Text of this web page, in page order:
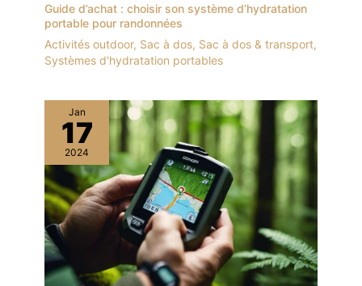
Guide d’achat : choisir son système d’hydratation
portable pour randonnées
Activités outdoor, Sac à dos, Sac à dos & transport,
Systèmes d'hydratation portables
Jan
17
2024